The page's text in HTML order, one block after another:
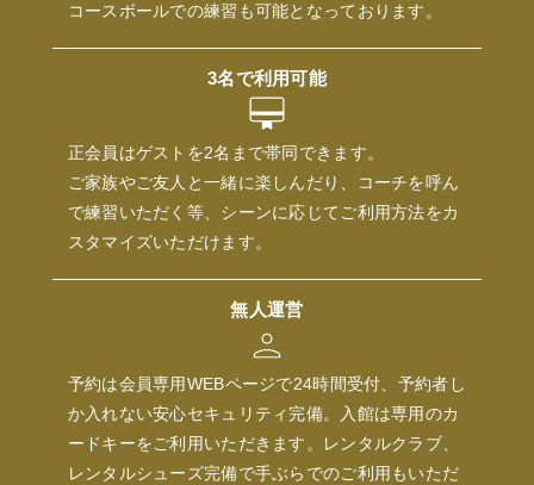
コースボールでの練習も可能となっております。
3名で利用可能
正会員はゲストを2名まで帯同できます。
ご家族やご友人と一緒に楽しんだり、コーチを呼ん
で練習いただく等、シーンに応じてご利用方法をカ
スタマイズいただけます。
無人運営
予約は会員専用WEBページで24時間受付、予約者し
か入れない安心セキュリティ完備。入館は専用のカ
ードキーをご利用いただきます。レンタルクラブ、
レンタルシューズ完備で手ぶらでのご利用もいただ